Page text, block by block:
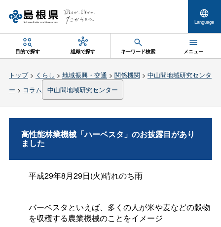
Language
目的で探す 組織で探す キーワード検索 メニュー
トップ> くらし > 地域振興・交通 > 関係機関> 中山間地域研究センタ
ー > コラム 中山間地域研究センター
高性能林業機械「ハーベスタ」のお披露目があり
ました
平成29年8月29日(火)晴れのち雨
バーベスタといえば、多くの人が米や麦などの穀物
を収穫する農業機械のことをイメージ